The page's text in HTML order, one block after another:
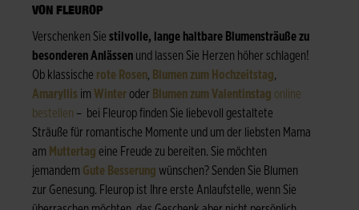
ON FLEUROP
Verschenken Sie stilvolle, lange haltbare Blumensträuße zu
besonderen Anlässen und lassen Sie Herzen höher schlagen!
Ob klassische rote Rosen, Blumen zum Hochzeitstag,
Amaryllis im Winteroder Blumen zum Valentinstag online
bestellen – bei Fleurop finden Sie liebevoll gestaltete
Sträuße für romantische Momente und um der liebsten Mama
am Muttertag eine Freude zu bereiten. Sie möchten
jemandem Gute Besserung wünschen? Senden Sie Blumen
zur Genesung. Fleurop ist Ihre erste Anlaufstelle, wenn Sie